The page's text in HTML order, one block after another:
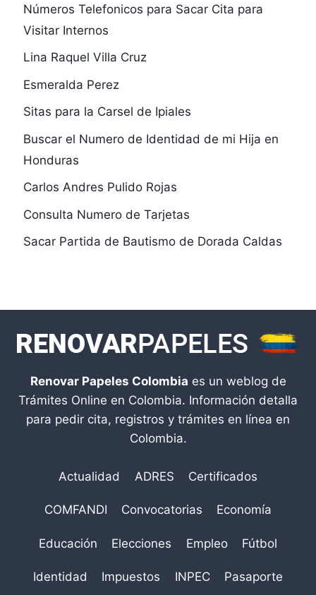
Números Telefonicos para Sacar Cita para
Visitar Internos
Lina Raquel Villa Cruz
Esmeralda Perez
Sitas para la Carsel de Ipiales
Buscar el Numero de Identidad de mi Hija en
Honduras
Carlos Andres Pulido Rojas
Consulta Numero de Tarjetas
Sacar Partida de Bautismo de Dorada Caldas
Renovar Papeles Colombia es un weblog de
Trámites Online en Colombia. Información detalla
para pedir cita, registros y trámites en línea en
Colombia.
Actualidad ADRES Certificados
COMFANDI Convocatorias Economía
Educación Elecciones Empleo Fútbol
Identidad Impuestos INPEC Pasaporte